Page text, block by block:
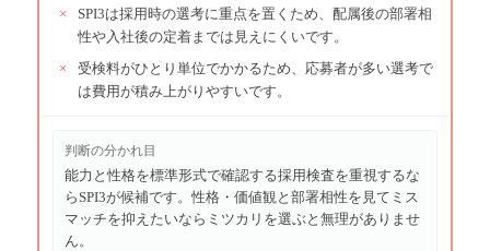
×
SPI3は採用時の選考に重点を置くため、配属後の部署相
性や入社後の定着までは見えにくいです。
×
受検料がひとり単位でかかるため、応募者が多い選考で
は費用が積み上がりやすいです。
判断の分かれ目
能力と性格を標準形式で確認する採用検査を重視するな
らSPI3が候補です。性格・価値観と部署相性を見てミス
マッチを抑えたいならミツカリを選ぶと無理がありませ
ん。